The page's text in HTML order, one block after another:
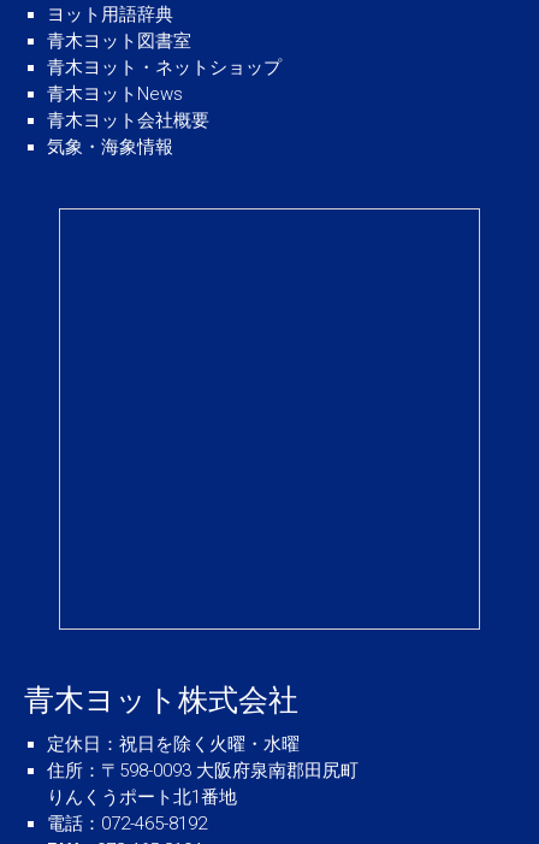
ヨット用語辞典
青木ヨット図書室
青木ヨット・ネットショップ
青木ヨットNews
青木ヨット会社概要
気象・海象情報
青木ヨット株式会社
定休日 ：祝日を除く火曜・水曜
住所 ：〒598-0093 大阪府泉南郡田尻町
りんくうポート北1番地
電話 ：072-465-8192